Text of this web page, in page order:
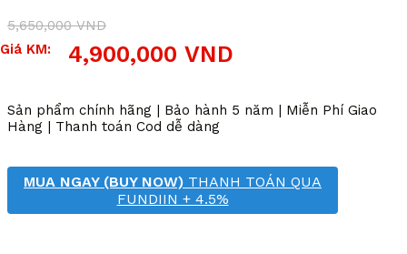
5,650,000VND
Giá
4,900,000 VND
Giá
4,900,000 VND.
Giá KM:
Sản phẩm chính hãng | Bảo hành 5 năm | Miễn Phí Giao
Hàng | Thanh toán Cod dễ dàng
MUA NGAY (BUY NOW) THANH TOÁN QUA
FUNDIIN + 4.5%